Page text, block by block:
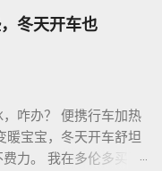
法压壶，细磨适合意式
不翻车。我每周磨一
！德国超市咖啡豆
10欧元买半磅好豆，
欧元能淘好货。 便携
咖啡，赶紧试试，生活
冬天开车也
咋办？ 便携行车加热
暖宝宝，冬天开车舒坦
力。 我在多伦多买了